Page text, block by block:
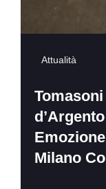
Attualità
Milano